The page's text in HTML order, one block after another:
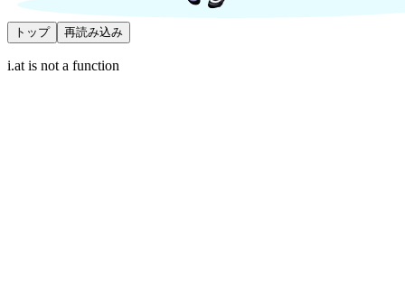
トップ 再読み込み
i.at is not a function